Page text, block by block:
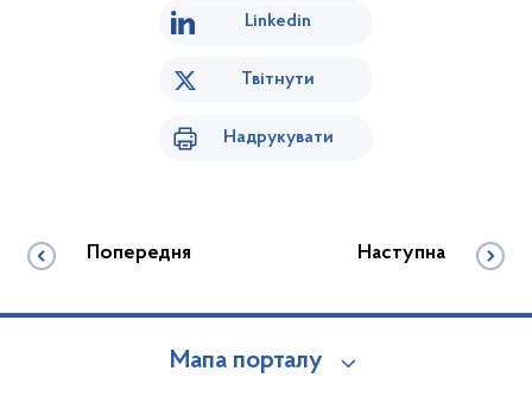
Linkedin
Твітнути
Надрукувати
Попередня Наступна
Мапа порталу